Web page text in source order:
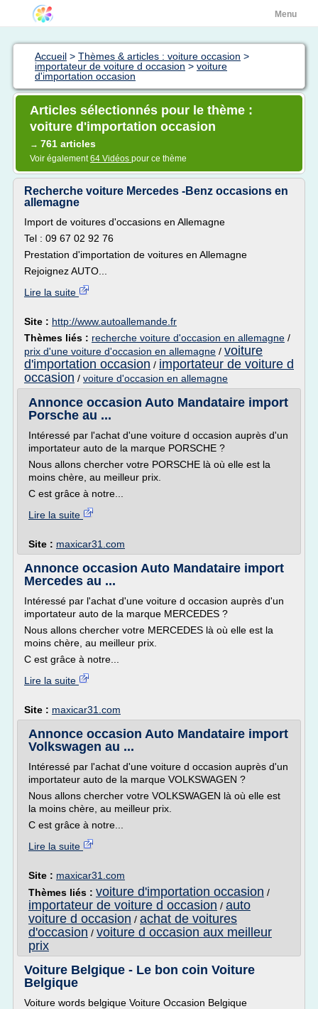
Menu
Accueil > Thèmes & articles : voiture occasion >
importateur de voiture d occasion > voiture
d'importation occasion
Articles sélectionnés pour le thème :
voiture d'importation occasion
→ 761 articles
Voir également64 Vidéos pour ce thème
Recherche voiture Mercedes -Benz occasions en
allemagne
Import de voitures d'occasions en Allemagne
Tel : 09 67 02 92 76
Prestation d'importation de voitures en Allemagne
Rejoignez AUTO...
Lire la suite
Site : http://www.autoallemande.fr
Thèmes liés : recherche voiture d'occasion en allemagne /
prix d'une voiture d'occasion en allemagne / voiture
d'importation occasion / importateur de voiture d
occasion / voiture d'occasion en allemagne
Annonce occasion Auto Mandataire import
Porsche au ...
Intéressé par l'achat d'une voiture d occasion auprès d'un
importateur auto de la marque PORSCHE ?
Nous allons chercher votre PORSCHE là où elle est la
moins chère, au meilleur prix.
C est grâce à notre...
Lire la suite
Site : maxicar31.com
Annonce occasion Auto Mandataire import
Mercedes au ...
Intéressé par l'achat d'une voiture d occasion auprès d'un
importateur auto de la marque MERCEDES ?
Nous allons chercher votre MERCEDES là où elle est la
moins chère, au meilleur prix.
C est grâce à notre...
Lire la suite
Site : maxicar31.com
Annonce occasion Auto Mandataire import
Volkswagen au ...
Intéressé par l'achat d'une voiture d occasion auprès d'un
importateur auto de la marque VOLKSWAGEN ?
Nous allons chercher votre VOLKSWAGEN là où elle est
la moins chère, au meilleur prix.
C est grâce à notre...
Lire la suite
Site : maxicar31.com
Thèmes liés : voiture d'importation occasion /
importateur de voiture d occasion / auto
voiture d occasion / achat de voitures
d'occasion / voiture d occasion aux meilleur
prix
Voiture Belgique - Le bon coin Voiture
Belgique
Voiture words belgique Voiture Occasion Belgique